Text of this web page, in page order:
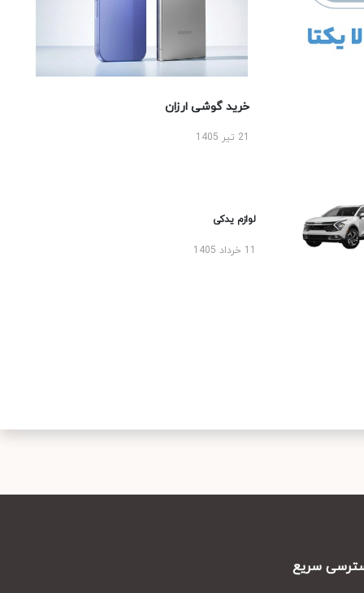
خرید گوشی ارزان
لوازم یدکی
سریع